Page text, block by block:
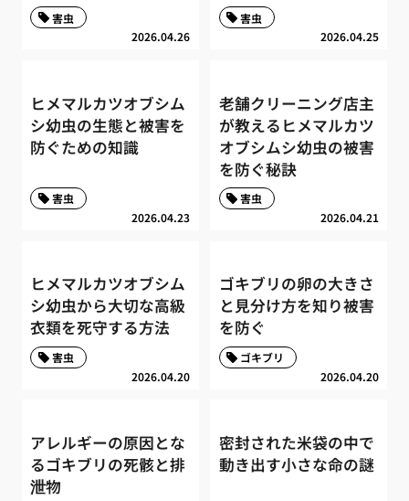
2026.04.26
害虫
2026.04.25
害虫
ヒメマルカツオブシム
シ幼虫の生態と被害を
防ぐための知識
2026.04.23
害虫
老舗クリーニング店主
が教えるヒメマルカツ
オブシムシ幼虫の被害
を防ぐ秘訣
2026.04.21
害虫
ヒメマルカツオブシム
シ幼虫から大切な高級
衣類を死守する方法
2026.04.20
害虫
ゴキブリの卵の大きさ
と見分け方を知り被害
を防ぐ
2026.04.20
ゴキブリ
アレルギーの原因とな
るゴキブリの死骸と排
泄物
密封された米袋の中で
動き出す小さな命の謎